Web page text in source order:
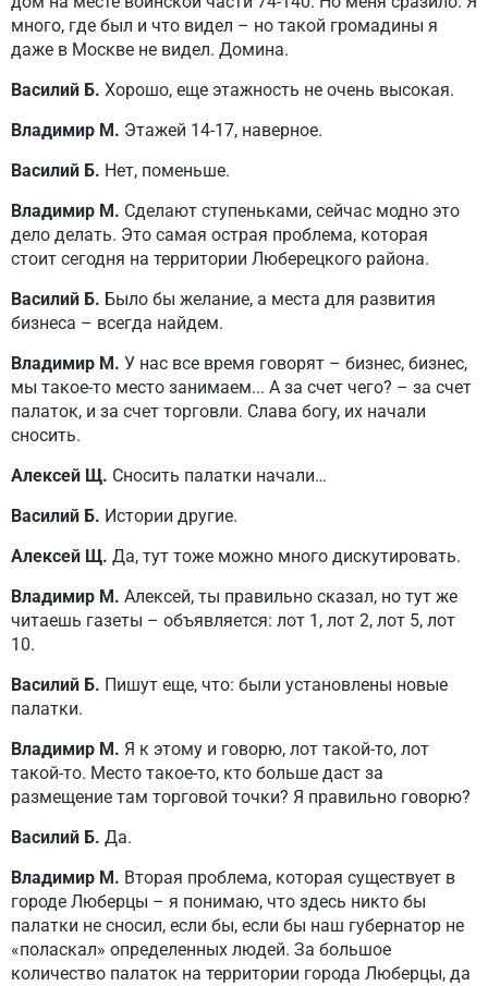
много, где был и что видел – но такой громадины я
даже в Москве не видел. Домина.
Василий Б. Хорошо, еще этажность не очень высокая.
Владимир М. Этажей 14-17, наверное.
Василий Б. Нет, поменьше.
Владимир М. Сделают ступеньками, сейчас модно это
дело делать. Это самая острая проблема, которая
стоит сегодня на территории Люберецкого района.
Василий Б. Было бы желание, а места для развития
бизнеса – всегда найдем.
Владимир М. У нас все время говорят – бизнес, бизнес,
мы такое-то место занимаем... А за счет чего? – за счет
палаток, и за счет торговли. Слава богу, их начали
сносить.
Алексей Щ. Сносить палатки начали…
Василий Б. Истории другие.
Алексей Щ. Да, тут тоже можно много дискутировать.
Владимир М. Алексей, ты правильно сказал, но тут же
читаешь газеты – объявляется: лот 1, лот 2, лот 5, лот
10.
Василий Б. Пишут еще, что: были установлены новые
палатки.
Владимир М. Я к этому и говорю, лот такой-то, лот
такой-то. Место такое-то, кто больше даст за
размещение там торговой точки? Я правильно говорю?
Василий Б. Да.
Владимир М. Вторая проблема, которая существует в
городе Люберцы – я понимаю, что здесь никто бы
палатки не сносил, если бы, если бы наш губернатор не
«поласкал» определенных людей. За большое
количество палаток на территории города Люберцы, да